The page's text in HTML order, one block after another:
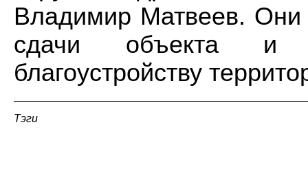
Владимир Матвеев. Они
сдачи объекта и
благоустройству
Тэги